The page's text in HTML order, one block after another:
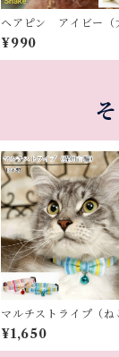
ヘアピン アイビー（
用）
¥990
マルチストライプ（ね
首輪）
¥1,650